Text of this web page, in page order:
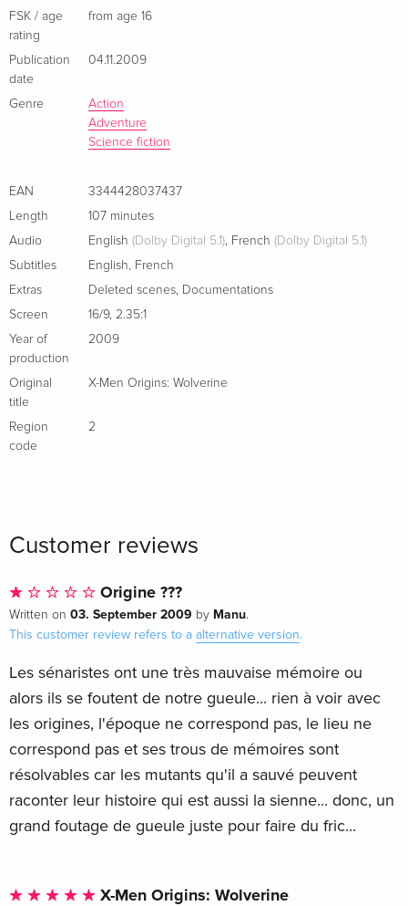
Standard edition
Italian
Italian
FSK / age
rating
from age 16
Publication
date
04.11.2009
Genre
Action
Adventure
Science fiction
EAN
3344428037437
Length
107 minutes
Audio
English (Dolby Digital 5.1) French (Dolby Digital 5.1)
Subtitles
English
French
Extras
Deleted scenes
Documentations
Screen
16/9, 2.35:1
Year of
production
2009
Original
title
X-Men Origins: Wolverine
Region
code
2
Customer reviews
Origine ???
Written on 03. September 2009 by Manu.
This customer review refers to a alternative version.
Les sénaristes ont une très mauvaise mémoire ou
alors ils se foutent de notre gueule... rien à voir avec
les origines, l'époque ne correspond pas, le lieu ne
correspond pas et ses trous de mémoires sont
résolvables car les mutants qu'il a sauvé peuvent
raconter leur histoire qui est aussi la sienne... donc, un
grand foutage de gueule juste pour faire du fric...
X-Men Origins: Wolverine